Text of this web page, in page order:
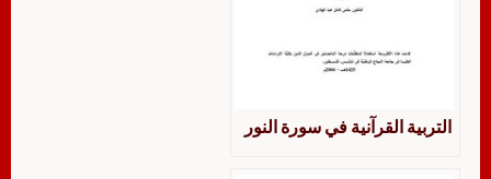
التربية القرآنية في سورة النور